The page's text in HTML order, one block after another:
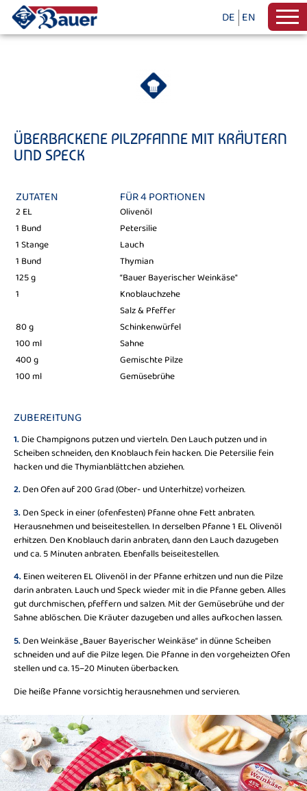
DE EN
ÜBERBACKENE PILZPFANNE MIT KRÄUTERN
UND SPECK
ZUTATEN FÜR 4 PORTIONEN
2 EL
Olivenöl
1 Bund
Petersilie
1 Stange
Lauch
1 Bund
Thymian
125 g
“Bauer Bayerischer Weinkäse"
1
Knoblauchzehe
Salz & Pfeffer
80 g
Schinkenwürfel
100 ml
Sahne
400 g
Gemischte Pilze
100 ml
Gemüsebrühe
ZUBEREITUNG
1.Die Champignons putzen und vierteln. Den Lauch putzen und in
Scheiben schneiden, den Knoblauch fein hacken. Die Petersilie fein
hacken und die Thymianblättchen abziehen.
2.Den Ofen auf 200 Grad (Ober- und Unterhitze) vorheizen.
3.Den Speck in einer (ofenfesten) Pfanne ohne Fett anbraten.
Herausnehmen und beiseitestellen. In derselben Pfanne 1 EL Olivenöl
erhitzen. Den Knoblauch darin anbraten, dann den Lauch dazugeben
und ca. 5 Minuten anbraten. Ebenfalls beiseitestellen.
4.Einen weiteren EL Olivenöl in der Pfanne erhitzen und nun die Pilze
darin anbraten. Lauch und Speck wieder mit in die Pfanne geben. Alles
gut durchmischen, pfeffern und salzen. Mit der Gemüsebrühe und der
Sahne ablöschen. Die Kräuter dazugeben und alles aufkochen lassen.
5.Den Weinkäse „Bauer Bayerischer Weinkäse“ in dünne Scheiben
schneiden und auf die Pilze legen. Die Pfanne in den vorgeheizten Ofen
stellen und ca. 15–20 Minuten überbacken.
Die heiße Pfanne vorsichtig herausnehmen und servieren.